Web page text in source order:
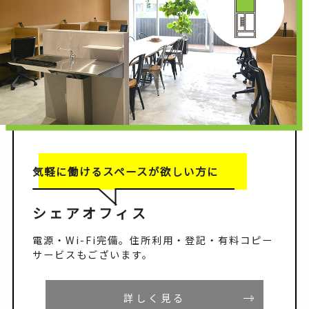
気軽に働けるスペースが欲しい方に
シェアオフィス
電源・Wi-Fi完備。住所利用・登記・有料コピー
サービスもございます。
詳しく見る